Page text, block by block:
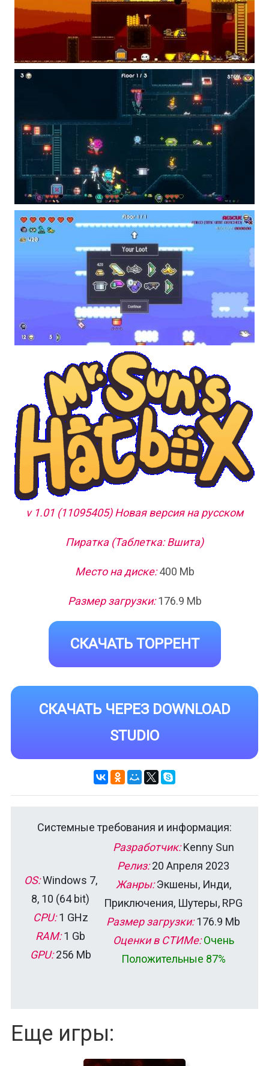
v 1.01 (11095405) Новая версия на русском
Пиратка (Таблетка: Вшита)
Место на диске:400 Mb
Размер загрузки:176.9 Mb
СКАЧАТЬ ТОРРЕНТ
СКАЧАТЬ ЧЕРЕЗ DOWNLOAD
STUDIO
Системные требования и информация:
OS:Windows 7,
8, 10 (64 bit)
CPU:1 GHz
RAM:1 Gb
GPU:256 Mb
Разработчик:Kenny Sun
Релиз:20 Апреля 2023
Жанры:Экшены, Инди,
Приключения, Шутеры, RPG
Размер загрузки:176.9 Mb
Оценки в СТИМе: Очень
Положительные 87%
Еще игры: